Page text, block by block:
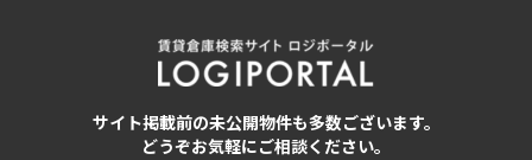
サイト掲載前の未公開物件も多数ございます。
どうぞお気軽にご相談ください。